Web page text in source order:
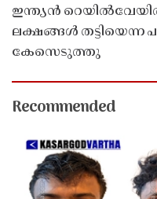
ഇന്ത്യൻ
ലക്ഷങ്ങൾ തട്ടിയെന്ന
കേസെടുത്തു
Recommended